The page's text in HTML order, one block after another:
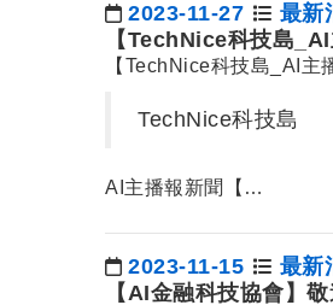
日期：
2023-11-27
最新
【TechNice科技島_AI
【TechNice科技島_AI主
TechNice科技島
AI主播報新聞【…
日期：
2023-11-15
最新
【AI金融科技協會】